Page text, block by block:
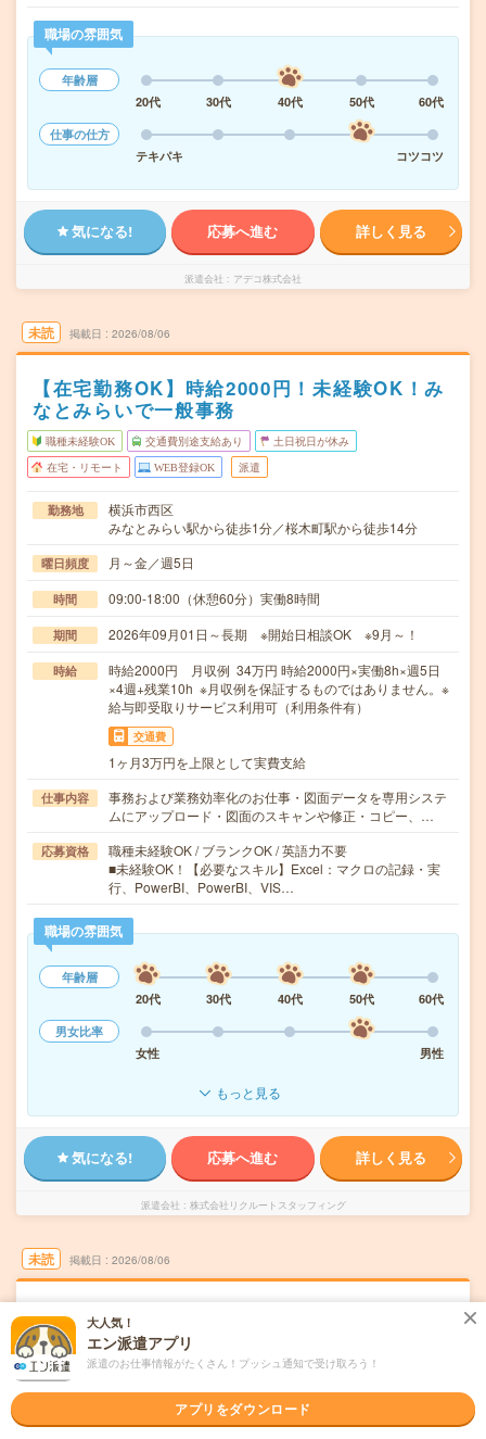
職場の雰囲気
年齢層
20代
30代 40代 50代
60代
仕事の仕方
テキパキ
コツコツ
気になる! 応募へ進む 詳しく見る
派遣会社 アデコ株式会社
未読 掲載日 2026/08/06
【在宅勤務OK】時給2000円！未経験OK！み
なとみらいで一般事務
職種未経験OK 交通費別途支給あり 土日祝日が休み
在宅・リモート WEB登録OK 派遣
勤務地
横浜市西区
みなとみらい駅から徒歩1分／桜木町駅から徒歩14分
曜日頻度 月～金／週5日
時間 09:00-18:00（休憩60分）実働8時間
期間 2026年09月01日～長期 ※開始日相談OK ※9月～！
時給
時給2000円 月収例 34万円 時給2000円×実働8h×週5日
×4週+残業10h ※月収例を保証するものではありません。※
給与即受取りサービス利用可（利用条件有）
交通費
1ヶ月3万円を上限として実費支給
仕事内容
事務および業務効率化のお仕事・図面データを専用システ
ムにアップロード・図面のスキャンや修正・コピー、…
応募資格
職種未経験OK / ブランクOK / 英語力不要
■未経験OK！【必要なスキル】Excel：マクロの記録・実
行、PowerBI、PowerBI、VIS…
職場の雰囲気
年齢層
20代
30代 40代 50代
60代
男女比率
女性
男性
もっと見る
気になる! 応募へ進む 詳しく見る
派遣会社 株式会社リクルートスタッフィング
未読 掲載日 2026/08/06
＜電話なし＞証明書発行事務！週4×実働6H！
期間限定＠新川崎
職種未経験OK 交通費別途支給あり 土日祝日が休み
派遣
大人気！
エン派遣アプリ
派遣のお仕事情報がたくさん！プッシュ通知で受け取ろう！
アプリをダウンロード